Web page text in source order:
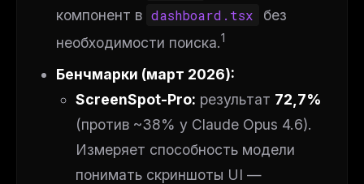
компонент в dashboard.tsx
без
необходимости поиска.1
Бенчмарки (март 2026):
ScreenSpot-Pro: результат 72,7%
(против ~38% у Claude Opus 4.6).
Измеряет способность модели
понимать скриншоты UI —